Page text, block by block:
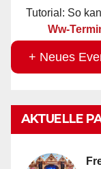
Tutorial: So
Ww-
+ Neues
AKTUELLE